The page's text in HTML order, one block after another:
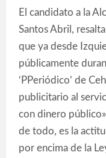
El candidato a la
Santos Abril,
que ya desde
públicamente
‘PPeriódico’ de
publicitario al
con dinero
de todo, es la
por encima de la